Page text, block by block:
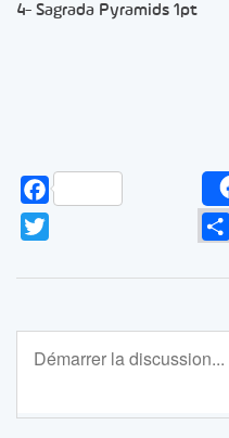
4- Sagrada Pyramids 1pt
Facebook